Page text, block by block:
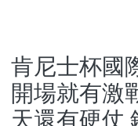
Statistics
肯尼士杯國
開場就有激